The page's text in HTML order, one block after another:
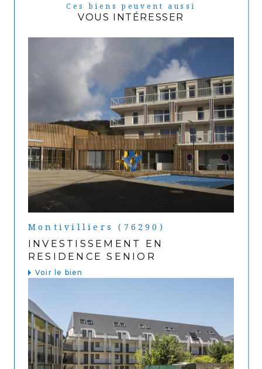
Ces biens peuvent aussi
VOUS INTÉRESSER
Montivilliers (76290)
INVESTISSEMENT EN
RESIDENCE SENIOR
Voir le bien